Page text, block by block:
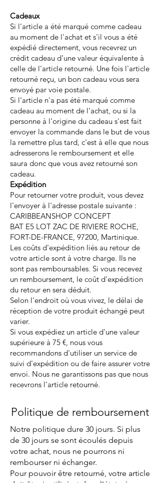
Cadeaux
Si l'article a été marqué comme cadeau
au moment de l'achat et s'il vous a été
expédié directement, vous recevrez un
crédit cadeau d'une valeur équivalente à
celle de l'article retourné. Une fois l'article
retourné reçu, un bon cadeau vous sera
envoyé par voie postale.
Si l'article n'a pas été marqué comme
cadeau au moment de l'achat, ou si la
personne à l'origine du cadeau s'est fait
envoyer la commande dans le but de vous
la remettre plus tard, c'est à elle que nous
adresserons le remboursement et elle
saura donc que vous avez retourné son
cadeau.
Expédition
Pour retourner votre produit, vous devez
l'envoyer à l'adresse postale suivante :
CARIBBEANSHOP CONCEPT
BAT E5 LOT ZAC DE RIVIERE ROCHE,
FORT-DE-FRANCE, 97200, Martinique.
Les coûts d'expédition liés au retour de
votre article sont à votre charge. Ils ne
sont pas remboursables. Si vous recevez
un remboursement, le coût d'expédition
du retour en sera déduit.
Selon l'endroit où vous vivez, le délai de
réception de votre produit échangé peut
varier.
Si vous expédiez un article d'une valeur
supérieure à 75 €, nous vous
recommandons d'utiliser un service de
suivi d'expédition ou de faire assurer votre
envoi. Nous ne garantissons pas que nous
recevrons l'article retourné.
Politique de remboursement
Notre politique dure 30 jours. Si plus
de 30 jours se sont écoulés depuis
votre achat, nous ne pourrons ni
rembourser ni échanger.
Pour pouvoir être retourné, votre article